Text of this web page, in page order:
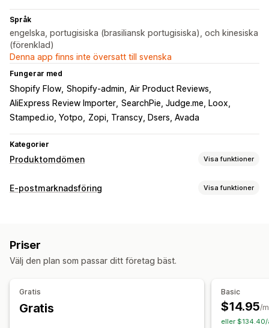
Språk
engelska, portugisiska (brasiliansk portugisiska), och kinesiska
(förenklad)
Denna app finns inte översatt till svenska
Fungerar med
Shopify Flow Shopify-admin Air Product Reviews
AliExpress Review Importer SearchPie, Judge.me, Loox
Stamped.io, Yotpo
Zopi, Transcy, Dsers, Avada
Kategorier
Produktomdömen Visa funktioner
Visningsalternativ
En sida med alla recensioner
Höjdpunkter från recensioner Frågor och svar
Metoder för insamling av recensioner
Kampanjer
E-postmarknadsföring Visa funktioner
Priser
Välj den plan som passar ditt företag bäst.
Gratis
Gratis
Basic
$14.95/
eller $134.40/